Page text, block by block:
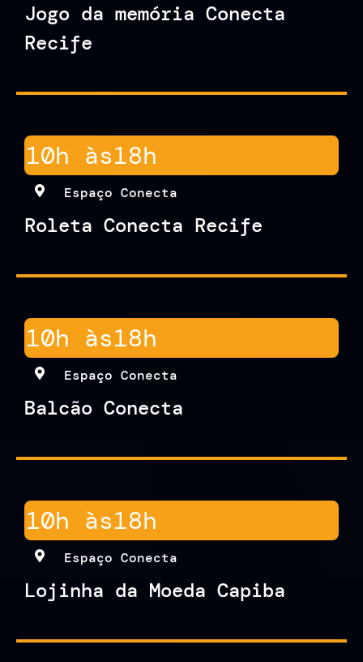
Jogo da memória Conecta
Recife
10h às18h
Espaço Conecta
Roleta Conecta Recife
10h às18h
Espaço Conecta
Balcão Conecta
10h às18h
Espaço Conecta
Lojinha da Moeda Capiba